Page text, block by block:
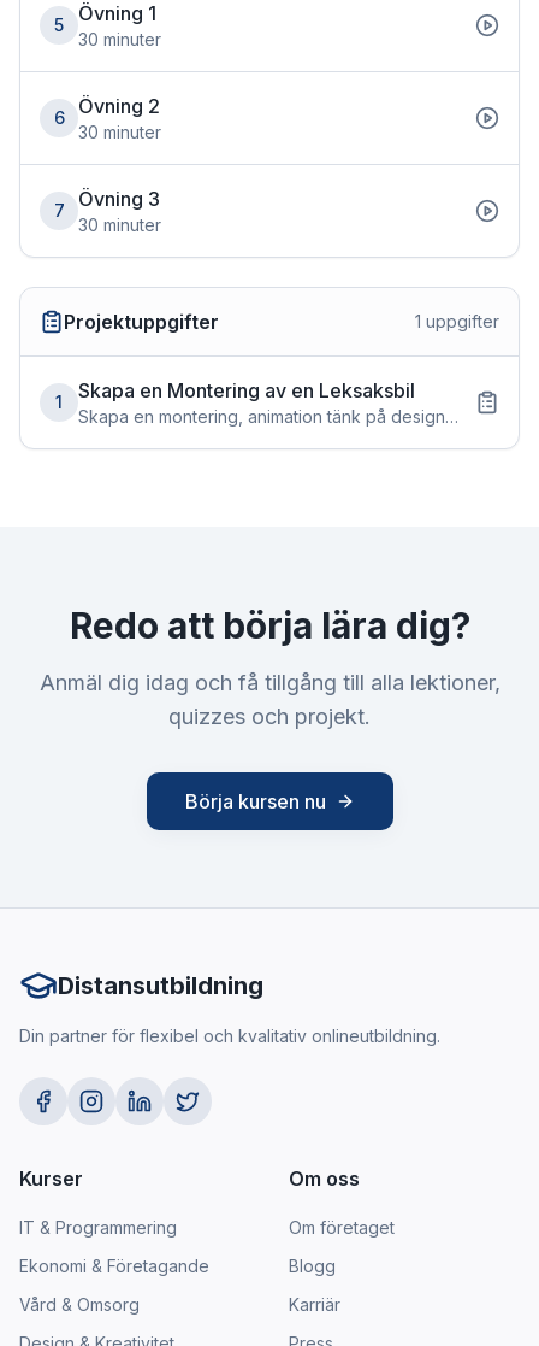
5 Övning 1
30 minuter
6 Övning 2
30 minuter
7 Övning 3
30 minuter
Projektuppgifter 1 uppgifter
1 Skapa en Montering av en Leksaksbil
Skapa en montering, animation tänk på design
Redo att börja lära dig?
Anmäl dig idag och få tillgång till alla lektioner,
quizzes och projekt.
Börja kursen nu
Distansutbildning
Din partner för flexibel och kvalitativ onlineutbildning.
Kurser
IT & Programmering
Ekonomi & Företagande
Vård & Omsorg
Om oss
Om företaget
Blogg
Karriär